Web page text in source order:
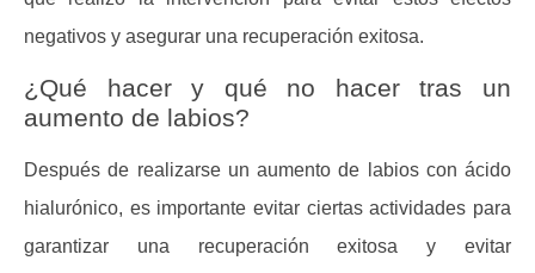
negativos y asegurar una recuperación exitosa.
¿Qué hacer y qué no hacer tras un
aumento de labios?
Después de realizarse un aumento de labios con ácido
hialurónico, es importante evitar ciertas actividades para
garantizar una recuperación exitosa y evitar